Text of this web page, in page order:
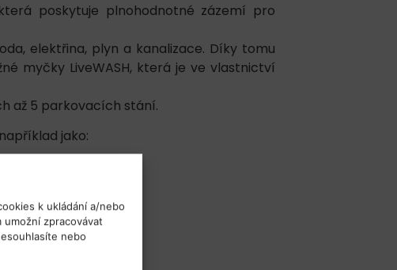
k ukládání a/nebo
zpracovávat
nebo
poskytuje plnohodnotné zázemí pro
elektřina, plyn a kanalizace. Díky tomu
myčky LiveWASH, která je ve vlastnictví
až 5 parkovacích stání.
jako: